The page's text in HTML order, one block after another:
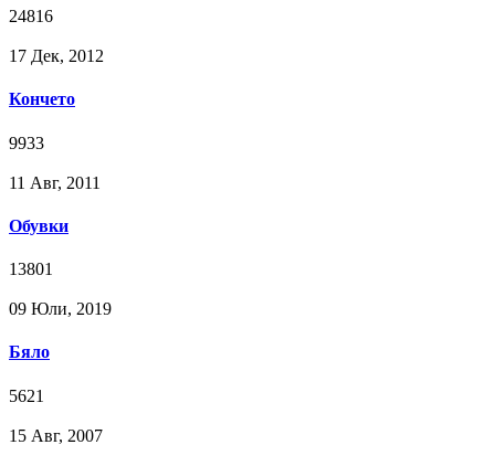
24816
17 Дек, 2012
Кончето
9933
11 Авг, 2011
Обувки
13801
09 Юли, 2019
Бяло
5621
15 Авг, 2007